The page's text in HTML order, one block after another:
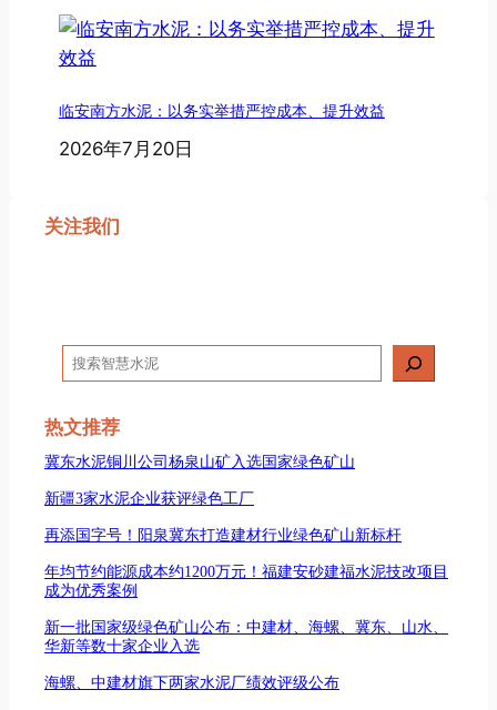
临安南方水泥：以务实举措严控成本、提升效益
2026年7月20日
关注我们
搜
索
热文推荐
冀东水泥铜川公司杨泉山矿入选国家绿色矿山
新疆3家水泥企业获评绿色工厂
再添国字号！阳泉冀东打造建材行业绿色矿山新标杆
年均节约能源成本约1200万元！福建安砂建福水泥技改项目
成为优秀案例
新一批国家级绿色矿山公布：中建材、海螺、冀东、山水、
华新等数十家企业入选
海螺、中建材旗下两家水泥厂绩效评级公布